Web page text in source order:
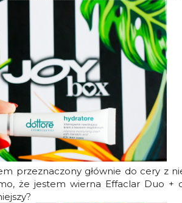
przeznaczony głównie do cery z
że jestem wierna Effaclar Duo +